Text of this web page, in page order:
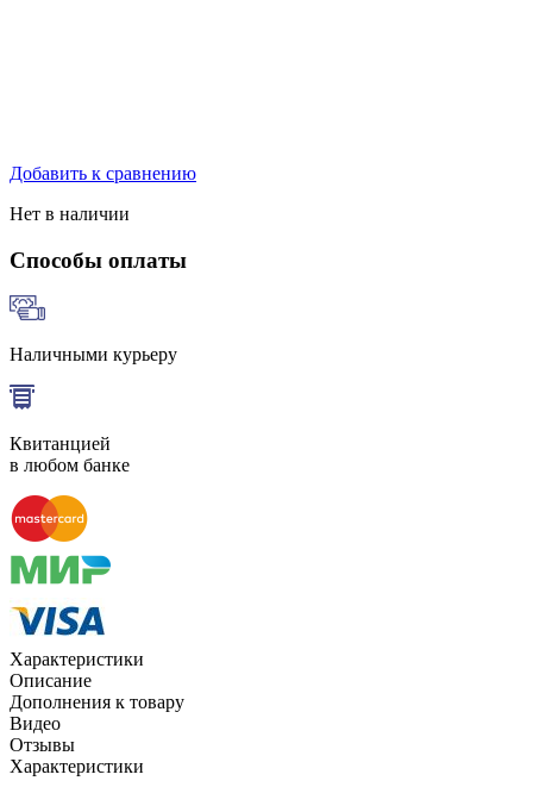
Добавить к сравнению
Нет в наличии
Способы оплаты
Наличными курьеру
Квитанцией
в любом банке
Характеристики
Описание
Дополнения к товару
Видео
Отзывы
Характеристики